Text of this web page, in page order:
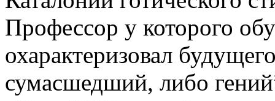
Профессор у которого
охарактеризовал
сумасшедший, либо